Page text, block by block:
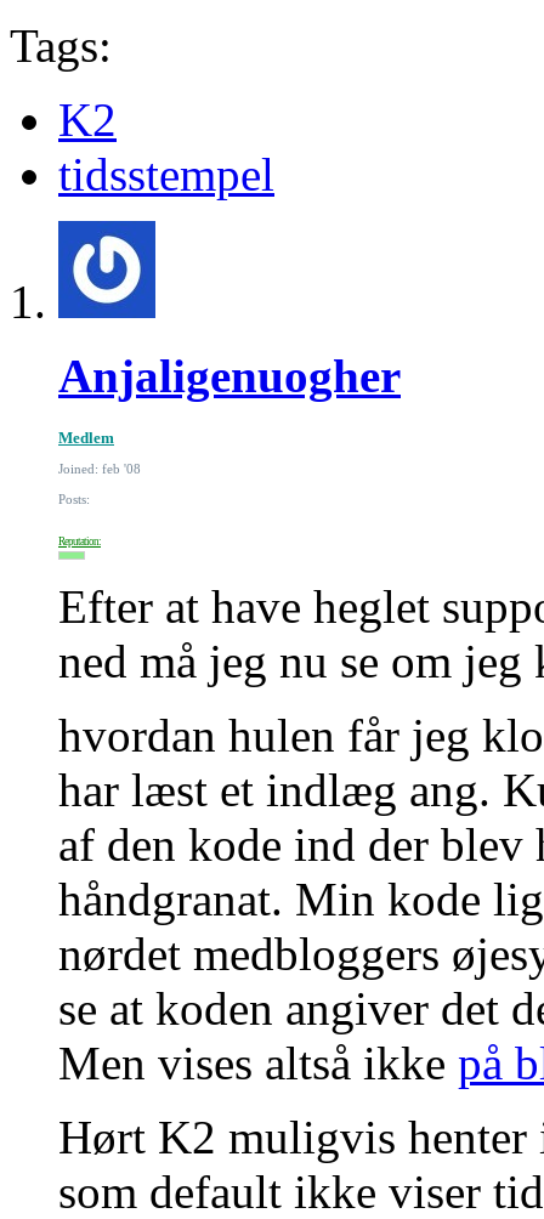
Tags:
K2
tidsstempel
Anjaligenuogher
Medlem
Joined: feb '08
Posts:
Reputation:
Efter at have heglet
ned må jeg nu se om
hvordan hulen får jeg
har læst et indlæg ang.
af den kode ind der
håndgranat. Min kode
nørdet medbloggers
se at koden angiver det
Men vises altså ikke på
Hørt K2 muligvis henter
som default ikke viser